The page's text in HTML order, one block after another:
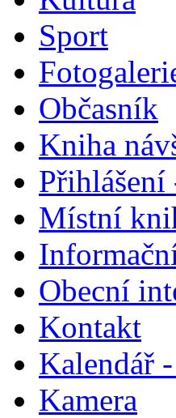
Sport
Občasník
Kniha
Místní
Obecní
Kontakt
Kalendář
Kamera